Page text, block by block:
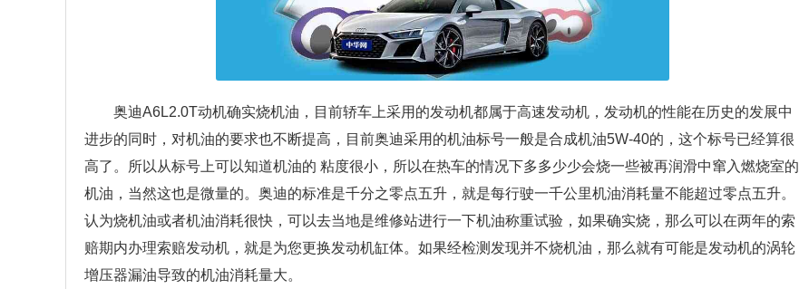
奥迪A6L2.0T动机确实烧机油，目前轿车上采用的发动机都属于高速发动机，发动机的性能在历史的发展中
进步的同时，对机油的要求也不断提高，目前奥迪采用的机油标号一般是合成机油5W-40的，这个标号已经算很
高了。所以从标号上可以知道机油的 粘度很小，所以在热车的情况下多多少少会烧一些被再润滑中窜入燃烧室的
机油，当然这也是微量的。奥迪的标准是千分之零点五升，就是每行驶一千公里机油消耗量不能超过零点五升。
认为烧机油或者机油消耗很快，可以去当地是维修站进行一下机油称重试验，如果确实烧，那么可以在两年的索
赔期内办理索赔发动机，就是为您更换发动机缸体。如果经检测发现并不烧机油，那么就有可能是发动机的涡轮
增压器漏油导致的机油消耗量大。